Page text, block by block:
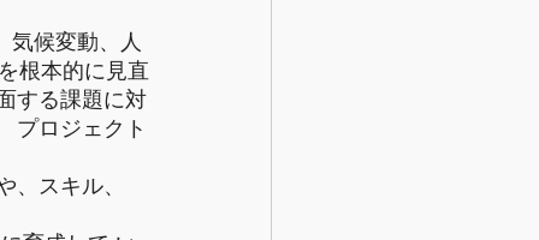
気候変動、人
根本的に見直
する課題に対
プロジェクト
、スキル、